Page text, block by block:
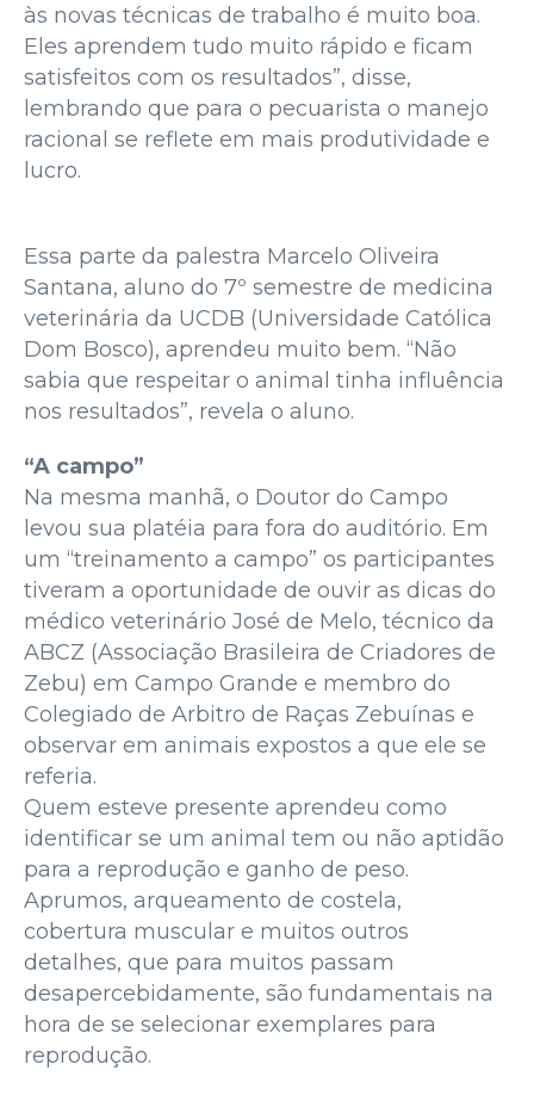
às novas técnicas de trabalho é muito boa.
Eles aprendem tudo muito rápido e ficam
satisfeitos com os resultados”, disse,
lembrando que para o pecuarista o manejo
racional se reflete em mais produtividade e
lucro.
Essa parte da palestra Marcelo Oliveira
Santana, aluno do 7º semestre de medicina
veterinária da UCDB (Universidade Católica
Dom Bosco), aprendeu muito bem. “Não
sabia que respeitar o animal tinha influência
nos resultados”, revela o aluno.
“A campo”
Na mesma manhã, o Doutor do Campo
levou sua platéia para fora do auditório. Em
um “treinamento a campo” os participantes
tiveram a oportunidade de ouvir as dicas do
médico veterinário José de Melo, técnico da
ABCZ (Associação Brasileira de Criadores de
Zebu) em Campo Grande e membro do
Colegiado de Arbitro de Raças Zebuínas e
observar em animais expostos a que ele se
referia.
Quem esteve presente aprendeu como
identificar se um animal tem ou não aptidão
para a reprodução e ganho de peso.
Aprumos, arqueamento de costela,
cobertura muscular e muitos outros
detalhes, que para muitos passam
desapercebidamente, são fundamentais na
hora de se selecionar exemplares para
reprodução.